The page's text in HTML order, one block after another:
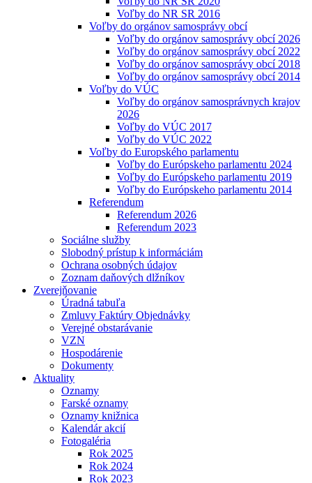
Voľby do NR SR 2016
Voľby do orgánov samosprávy obcí
Voľby do orgánov samosprávy obcí 2026
Voľby do orgánov samosprávy obcí 2022
Voľby do orgánov samosprávy obcí 2018
Voľby do orgánov samosprávy obcí 2014
Voľby do VÚC
Voľby do orgánov samosprávnych krajov
2026
Voľby do VÚC 2017
Voľby do VÚC 2022
Voľby do Europského parlamentu
Voľby do Európskeho parlamentu 2024
Voľby do Európskeho parlamentu 2019
Voľby do Európskeho parlamentu 2014
Referendum
Referendum 2026
Referendum 2023
Sociálne služby
Slobodný prístup k informáciám
Ochrana osobných údajov
Zoznam daňových dlžníkov
Zverejňovanie
Úradná tabuľa
Zmluvy Faktúry Objednávky
Verejné obstarávanie
VZN
Hospodárenie
Dokumenty
Aktuality
Oznamy
Farské oznamy
Oznamy knižnica
Kalendár akcií
Fotogaléria
Rok 2025
Rok 2024
Rok 2023